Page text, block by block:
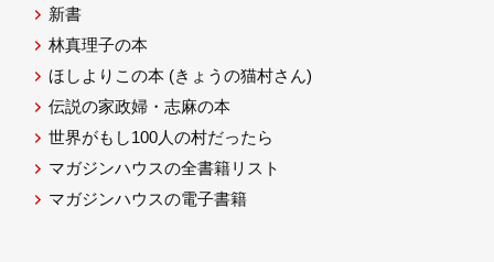
新書
林真理子の本
ほしよりこの本 (きょうの猫村さん)
伝説の家政婦・志麻の本
世界がもし100人の村だったら
マガジンハウスの全書籍リスト
マガジンハウスの電子書籍